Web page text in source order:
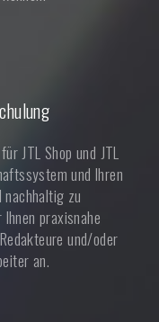
JTL Shop und JTL
und Ihren
zu
praxisnahe
und/oder
an.